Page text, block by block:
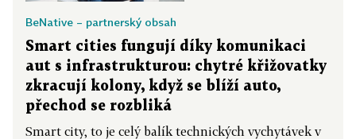
BeNative – partnerský obsah
Smart cities fungují díky komunikaci
aut s infrastrukturou: chytré křižovatky
zkracují kolony, když se blíží auto,
přechod se rozbliká
Smart city, to je celý balík technických vychytávek v